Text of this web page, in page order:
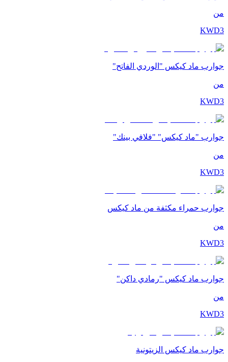
من
KWD3
جوارب ماد كيكس "الوردي الفاتح"
من
KWD3
جوارب "ماد كيكس" "فلافي بينك"
من
KWD3
جوارب حمراء مكثفة من ماد كيكس
من
KWD3
جوارب ماد كيكس "رمادي داكن"
من
KWD3
جوارب ماد كيكس الزيتونية